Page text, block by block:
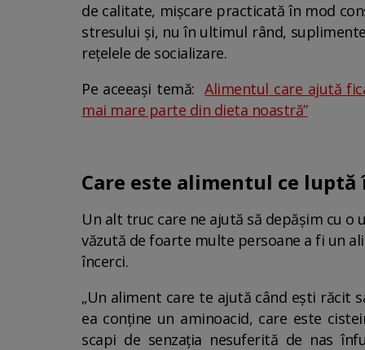
de calitate, mișcare practicată în mod
stresului și, nu în ultimul rând,
rețelele de socializare.
Pe aceeași temă:Alimentul care ajută
mai mare parte din dieta noastră”
Care este alimentul ce
Un alt truc care ne ajută să depășim cu
văzută de foarte multe persoane a fi un
încerci.
„Un aliment care te ajută când ești răcit
ea conține un aminoacid, care este
scapi de senzația nesuferită de nas